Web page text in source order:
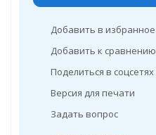
Добавить в избранное
Добавить к сравнению
Поделиться в соцсетях
Версия для печати
Задать вопрос